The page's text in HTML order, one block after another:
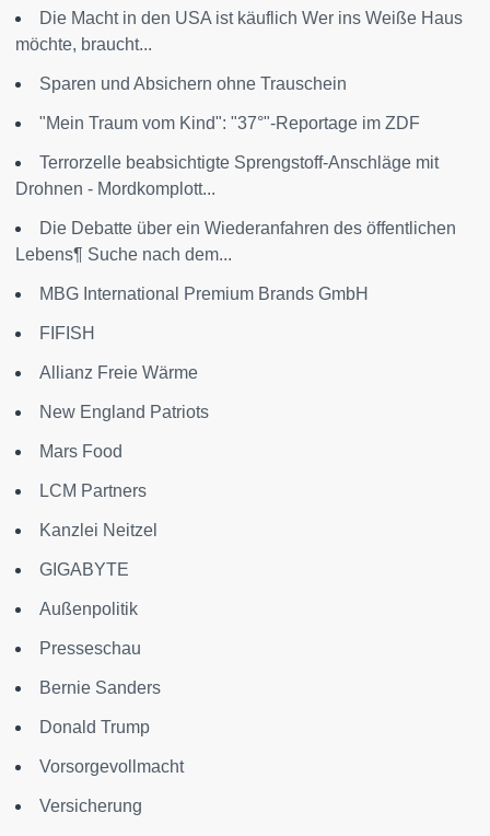
Die Macht in den USA ist käuflich Wer ins Weiße Haus
möchte, braucht...
Sparen und Absichern ohne Trauschein
"Mein Traum vom Kind": "37°"-Reportage im ZDF
Terrorzelle beabsichtigte Sprengstoff-Anschläge mit
Drohnen - Mordkomplott...
Die Debatte über ein Wiederanfahren des öffentlichen
Lebens¶ Suche nach dem...
MBG International Premium Brands GmbH
FIFISH
Allianz Freie Wärme
New England Patriots
Mars Food
LCM Partners
Kanzlei Neitzel
GIGABYTE
Außenpolitik
Presseschau
Bernie Sanders
Donald Trump
Vorsorgevollmacht
Versicherung